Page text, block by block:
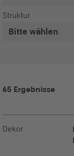
Struktur
65 Ergebnisse
Dekor